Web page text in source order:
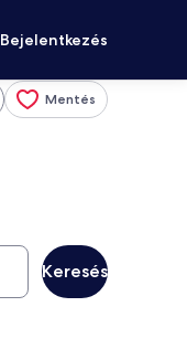
Bejelentkezés
Mentés
Keresés